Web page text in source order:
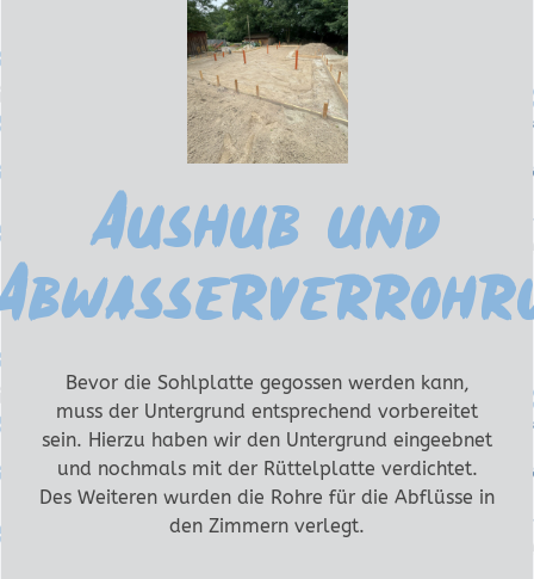
Aushub und
Bevor die Sohlplatte gegossen werden kann,
muss der Untergrund entsprechend vorbereitet
sein. Hierzu haben wir den Untergrund eingeebnet
und nochmals mit der Rüttelplatte verdichtet.
Des Weiteren wurden die Rohre für die Abflüsse in
den Zimmern verlegt.